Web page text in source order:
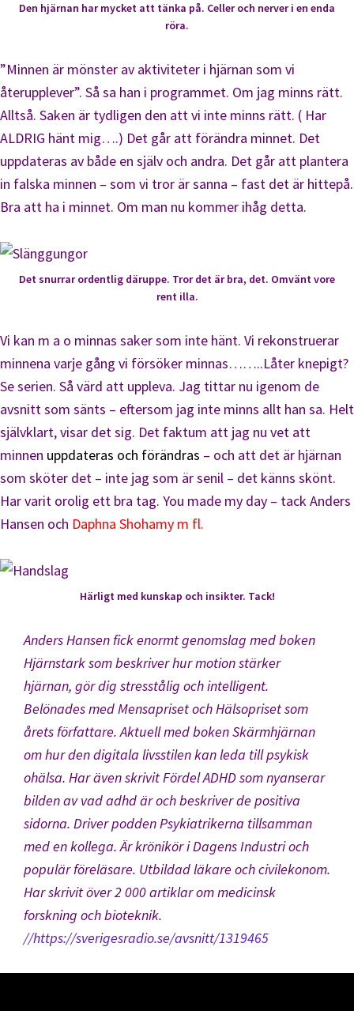
Den hjärnan har mycket att tänka på. Celler och nerver i en enda
röra.
”Minnen är mönster av aktiviteter i hjärnan som vi
återupplever”. Så sa han i programmet. Om jag minns rätt.
Alltså. Saken är tydligen den att vi inte minns rätt. ( Har
ALDRIG hänt mig….) Det går att förändra minnet. Det
uppdateras av både en själv och andra. Det går att plantera
in falska minnen – som vi tror är sanna – fast det är hittepå.
Bra att ha i minnet. Om man nu kommer ihåg detta.
Det snurrar ordentlig däruppe. Tror det är bra, det. Omvänt vore
rent illa.
Vi kan m a o minnas saker som inte hänt. Vi rekonstruerar
minnena varje gång vi försöker minnas……..Låter knepigt?
Se serien. Så värd att uppleva. Jag tittar nu igenom de
avsnitt som sänts – eftersom jag inte minns allt han sa. Helt
självklart, visar det sig. Det faktum att jag nu vet att
minnen uppdateras och förändras – och att det är hjärnan
som sköter det – inte jag som är senil – det känns skönt.
Har varit orolig ett bra tag. You made my day – tack Anders
Hansen och Daphna Shohamy m fl.
Härligt med kunskap och insikter. Tack!
Anders Hansen fick enormt genomslag med boken
Hjärnstarksom beskriver hur motion stärker
hjärnan, gör dig stresstålig och intelligent.
Belönades med Mensapriset och Hälsopriset som
årets författare. Aktuell med bokenSkärmhjärnan
om hur den digitala livsstilen kan leda till psykisk
ohälsa. Har även skrivit Fördel ADHD som nyanserar
bilden av vad adhd är och beskriver de positiva
sidorna. Driver podden Psykiatrikerna tillsamman
med en kollega. Är krönikör i Dagens Industri och
populär föreläsare. Utbildad läkare och civilekonom.
Har skrivit över 2 000 artiklar om medicinsk
forskning och bioteknik.
//https://sverigesradio.se/avsnitt/1319465